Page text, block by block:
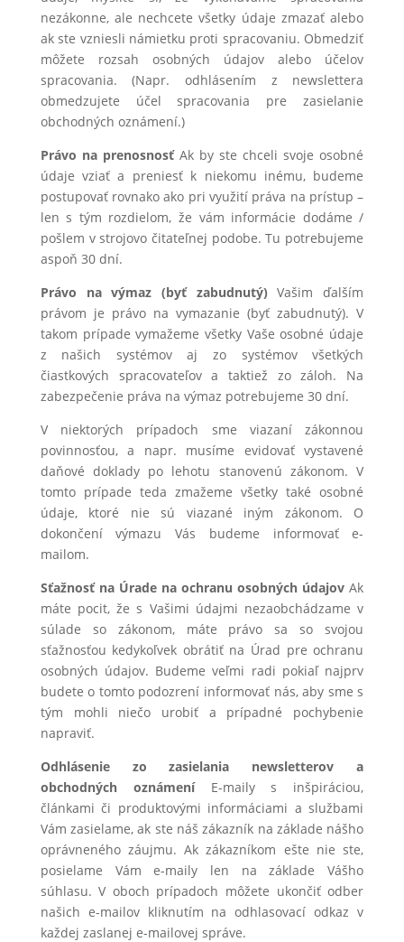
nezákonne, ale nechcete všetky údaje zmazať alebo
ak ste vzniesli námietku proti spracovaniu. Obmedziť
môžete rozsah osobných údajov alebo účelov
spracovania. (Napr. odhlásením z newslettera
obmedzujete účel spracovania pre zasielanie
obchodných oznámení.)
Právo na prenosnosť Ak by ste chceli svoje osobné
údaje vziať a preniesť k niekomu inému, budeme
postupovať rovnako ako pri využití práva na prístup –
len s tým rozdielom, že vám informácie dodáme /
pošlem v strojovo čitateľnej podobe. Tu potrebujeme
aspoň 30 dní.
Právo na výmaz (byť zabudnutý)
Vašim ďalším
právom je právo na vymazanie (byť zabudnutý). V
takom prípade vymažeme všetky Vaše osobné údaje
z našich systémov aj zo systémov všetkých
čiastkových spracovateľov a taktiež zo záloh. Na
zabezpečenie práva na výmaz potrebujeme 30 dní.
V niektorých prípadoch sme viazaní zákonnou
povinnosťou, a napr. musíme evidovať vystavené
daňové doklady po lehotu stanovenú zákonom. V
tomto prípade teda zmažeme všetky také osobné
údaje, ktoré nie sú viazané iným zákonom. O
dokončení výmazu Vás budeme informovať e-
mailom.
Sťažnosť na Úrade na ochranu osobných údajov Ak
máte pocit, že s Vašimi údajmi nezaobchádzame v
súlade so zákonom, máte právo sa so svojou
sťažnosťou kedykoľvek obrátiť na Úrad pre ochranu
osobných údajov. Budeme veľmi radi pokiaľ najprv
budete o tomto podozrení informovať nás, aby sme s
tým mohli niečo urobiť a prípadné pochybenie
napraviť.
Odhlásenie zo zasielania newsletterov a
obchodných oznámení
E-maily s inšpiráciou,
článkami či produktovými informáciami a službami
Vám zasielame, ak ste náš zákazník na základe nášho
oprávneného záujmu. Ak zákazníkom ešte nie ste,
posielame Vám e-maily len na základe Vášho
súhlasu. V oboch prípadoch môžete ukončiť odber
našich e-mailov kliknutím na odhlasovací odkaz v
každej zaslanej e-mailovej správe.